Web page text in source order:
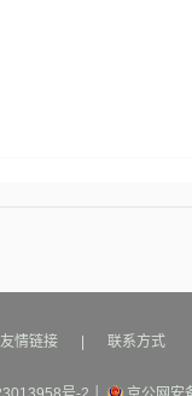
友情链接 联系方式